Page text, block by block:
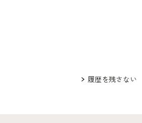
履歴を残さない